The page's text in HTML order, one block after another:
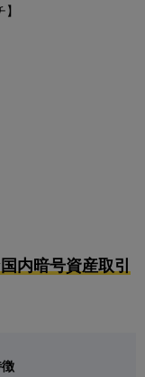
内暗号資産取引